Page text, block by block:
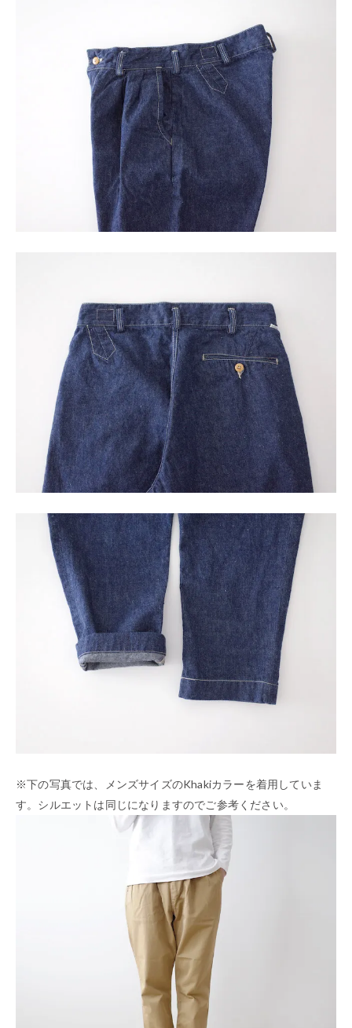
※下の写真では、メンズサイズのKhakiカラーを着用していま
す。シルエットは同じになりますのでご参考ください。